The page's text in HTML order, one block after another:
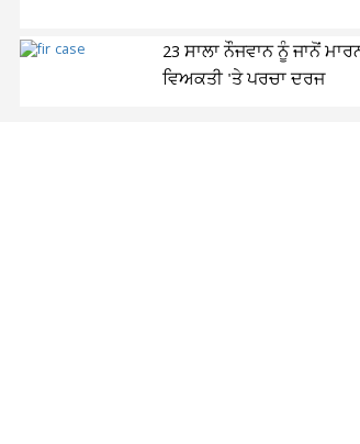
23 ਸਾਲਾ ਨੌਜਵਾਨ ਨੂੰ ਜਾਨੋਂ
ਵਿਅਕਤੀ 'ਤੇ ਪਰਚਾ ਦਰਜ